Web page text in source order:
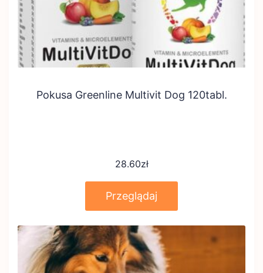
Pokusa Greenline Multivit Dog 120tabl.
28.60zł
Przeglądaj